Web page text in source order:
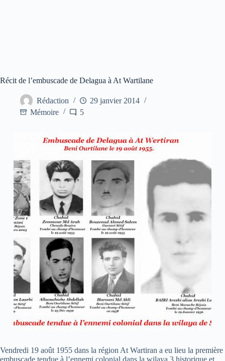
Récit de l’embuscade de Delagua à At Wartilane
Rédaction
29 janvier 2014
Mémoire
5
Vendredi 19 août 1955 dans la région At Wartiran a eu lieu la première